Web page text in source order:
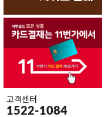
고객센터
1522-1084